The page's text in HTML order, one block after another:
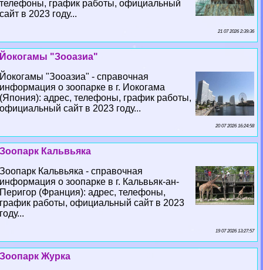
телефоны, график работы, официальный
сайт в 2023 году...
21 07 2026 2:39:36
Йокогамы "Зооазиа"
Йокогамы "Зооазиа" - справочная
информация о зоопарке в г. Иокогама
(Япония): адрес, телефоны, график работы,
официальный сайт в 2023 году...
20 07 2026 16:24:58
Зоопарк Кальвьяка
Зоопарк Кальвьяка - справочная
информация о зоопарке в г. Кальвьяк-ан-
Перигор (Франция): адрес, телефоны,
график работы, официальный сайт в 2023
году...
19 07 2026 13:27:57
Зоопарк Журка